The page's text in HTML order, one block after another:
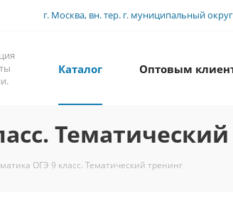
г. Москва, вн. тер. г. муниципальный
Каталог Оптовым
ОГЭ 9 класс. Тематический тренинг